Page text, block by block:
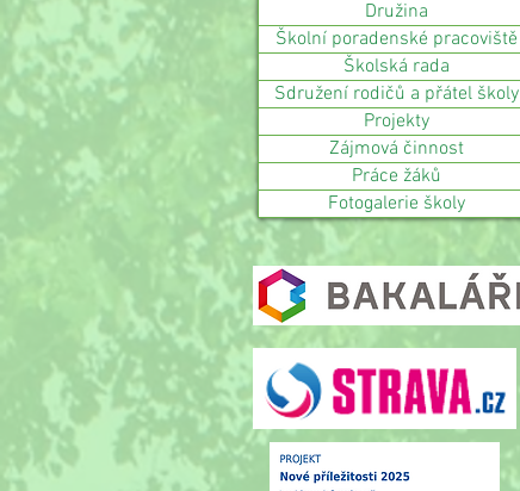
Družina
Školní poradenské pracoviště
Školská rada
Sdružení rodičů a přátel školy
Projekty
Zájmová činnost
Práce žáků
Fotogalerie školy